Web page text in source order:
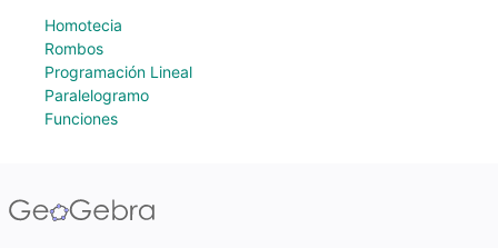
Homotecia
Rombos
Programación Lineal
Paralelogramo
Funciones